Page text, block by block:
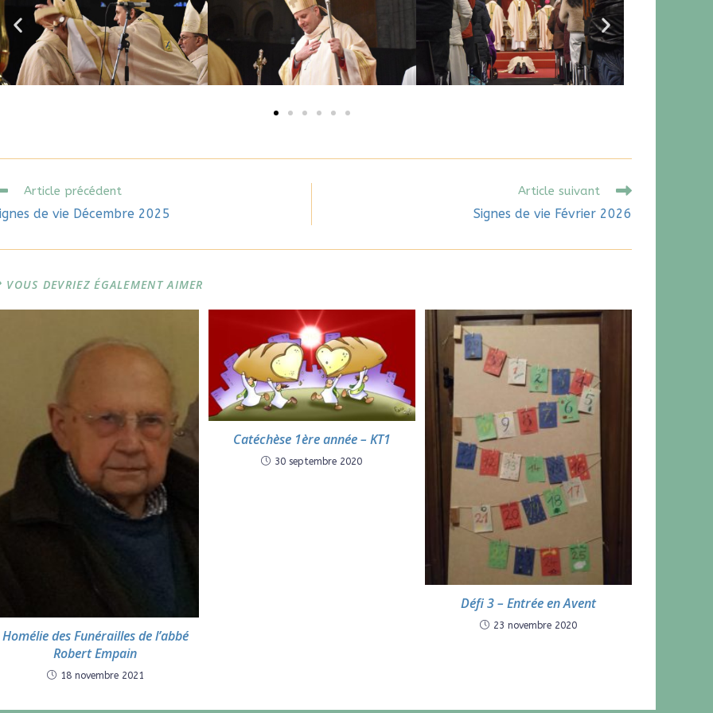
Article précédent
de vie Décembre 2025
Article suivant
Signes de vie Février 2026
VOUS DEVRIEZ ÉGALEMENT AIMER
Homélie des Funérailles de l’abbé
Robert Empain
18 novembre 2021
Catéchèse 1ère année – KT1
30 septembre 2020
Défi 3 – Entrée en Avent
23 novembre 2020